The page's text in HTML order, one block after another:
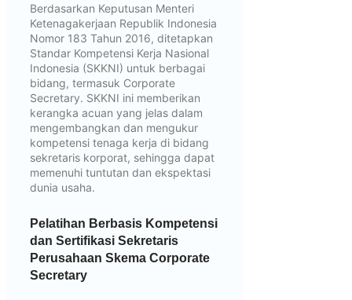
Berdasarkan Keputusan Menteri
Ketenagakerjaan Republik Indonesia
Nomor 183 Tahun 2016, ditetapkan
Standar Kompetensi Kerja Nasional
Indonesia (SKKNI) untuk berbagai
bidang, termasuk Corporate
Secretary. SKKNI ini memberikan
kerangka acuan yang jelas dalam
mengembangkan dan mengukur
kompetensi tenaga kerja di bidang
sekretaris korporat, sehingga dapat
memenuhi tuntutan dan ekspektasi
dunia usaha.
Pelatihan Berbasis Kompetensi
dan Sertifikasi Sekretaris
Perusahaan Skema Corporate
Secretary